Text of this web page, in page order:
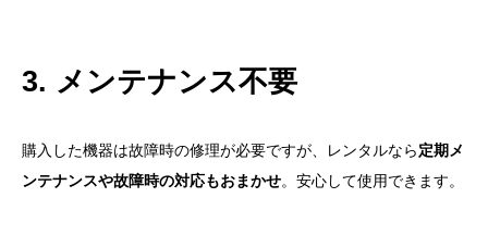
3. メンテナンス不要
購入した機器は故障時の修理が必要ですが、レンタルなら定期メ
ンテナンスや故障時の対応もおまかせ。安心して使用できます。